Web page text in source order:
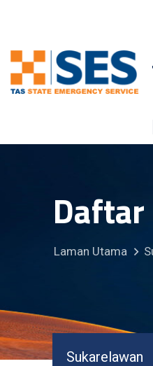
Laman Utama
Sukarelawan